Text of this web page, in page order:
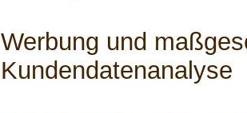
Werbung und
Kundendatenanalyse